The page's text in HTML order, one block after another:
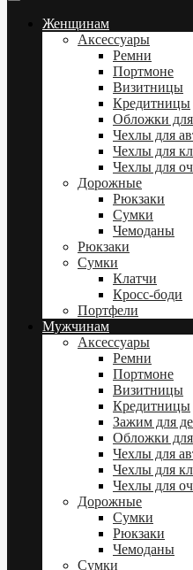
Женщинам
Аксессуары
Ремни
Портмоне
Визитницы
Кредитницы
Обложки
Чехлы для
Чехлы для
Чехлы для
Дорожные
Рюкзаки
Сумки
Чемоданы
Рюкзаки
Сумки
Клатчи
Кросс-боди
Портфели
Мужчинам
Аксессуары
Ремни
Портмоне
Визитницы
Кредитницы
Зажим для
Обложки
Чехлы для
Чехлы для
Чехлы для
Дорожные
Сумки
Рюкзаки
Чемоданы
Сумки